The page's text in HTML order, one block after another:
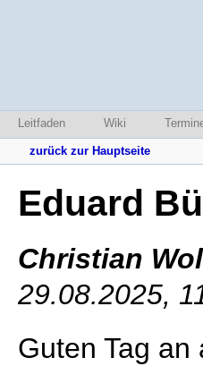
Leitfaden Wiki
zurück zur Hauptseite
Eduard
Christian
29.08.2025,
Guten Tag an